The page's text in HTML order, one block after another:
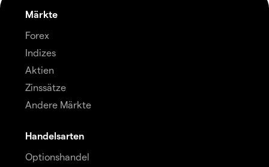
Märkte
Forex
Indizes
Aktien
Zinssätze
Andere Märkte
Handelsarten
Optionshandel